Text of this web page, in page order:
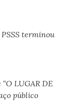
terminou
LUGAR DE
público